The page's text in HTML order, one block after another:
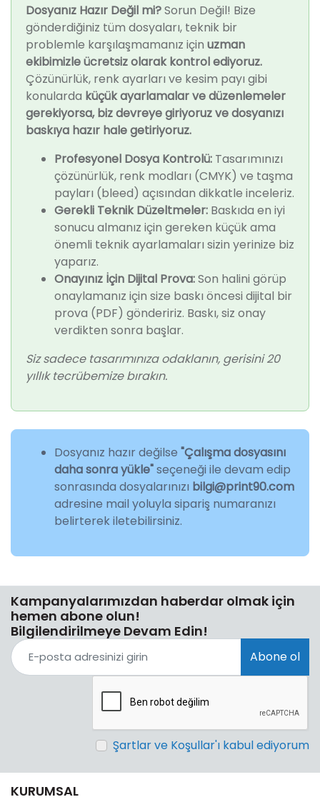
Dosyanız Hazır Değil mi?Sorun Değil! Bize
gönderdiğiniz tüm dosyaları, teknik bir
problemle karşılaşmamanız için uzman
ekibimizle ücretsiz olarak kontrol ediyoruz.
Çözünürlük, renk ayarları ve kesim payı gibi
konularda küçük ayarlamalar ve düzenlemeler
gerekiyorsa, biz devreye giriyoruz ve dosyanızı
baskıya hazır hale getiriyoruz.
Profesyonel Dosya Kontrolü: Tasarımınızı
çözünürlük, renk modları (CMYK) ve taşma
payları (bleed) açısından dikkatle inceleriz.
Gerekli Teknik Düzeltmeler: Baskıda en iyi
sonucu almanız için gereken küçük ama
önemli teknik ayarlamaları sizin yerinize biz
yaparız.
Onayınız İçin Dijital Prova:Son halini görüp
onaylamanız için size baskı öncesi dijital bir
prova (PDF) göndeririz. Baskı, siz onay
verdikten sonra başlar.
Siz sadece tasarımınıza odaklanın, gerisini 20
yıllık tecrübemize bırakın.
Dosyanız hazır değilse "Çalışma dosyasını
daha sonra yükle"seçeneği ile devam edip
sonrasında dosyalarınızı bilgi@print90.com
adresine mail yoluyla sipariş numaranızı
belirterek iletebilirsiniz.
Kampanyalarımızdan haberdar olmak için
hemen abone olun!
Bilgilendirilmeye Devam Edin!
Abone ol
Şartlar ve Koşullar'ı kabul ediyorum
KURUMSAL